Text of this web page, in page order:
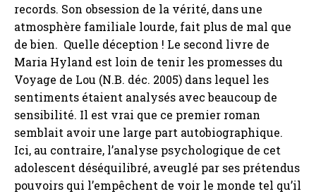
records. Son obsession de la vérité, dans une
atmosphère familiale lourde, fait plus de mal que
de bien. Quelle déception ! Le second livre de
Maria Hyland est loin de tenir les promesses du
Voyage de Lou (N.B. déc. 2005) dans lequel les
sentiments étaient analysés avec beaucoup de
sensibilité. Il est vrai que ce premier roman
semblait avoir une large part autobiographique.
Ici, au contraire, l’analyse psychologique de cet
adolescent déséquilibré, aveuglé par ses prétendus
pouvoirs qui l’empêchent de voir le monde tel qu’il